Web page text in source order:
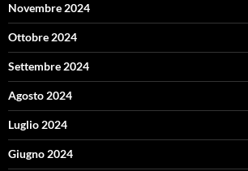
Novembre 2024
Ottobre 2024
Settembre 2024
Agosto 2024
Luglio 2024
Giugno 2024